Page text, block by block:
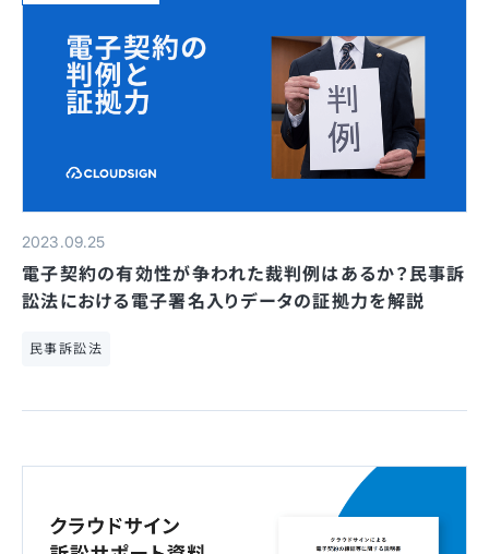
2023.09.25
電子契約の有効性が争われた裁判例はあるか？民事訴
訟法における電子署名入りデータの証拠力を解説
民事訴訟法